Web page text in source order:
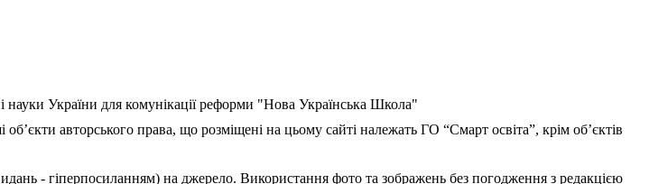
і науки України для комунікації реформи "Нова Українська Школа"
авторського права, що розміщені на цьому сайті належать ГО “Смарт освіта”, крім об’єктів
- гіперпосиланням) на джерело. Використання фото та зображень без погодження з редакцією